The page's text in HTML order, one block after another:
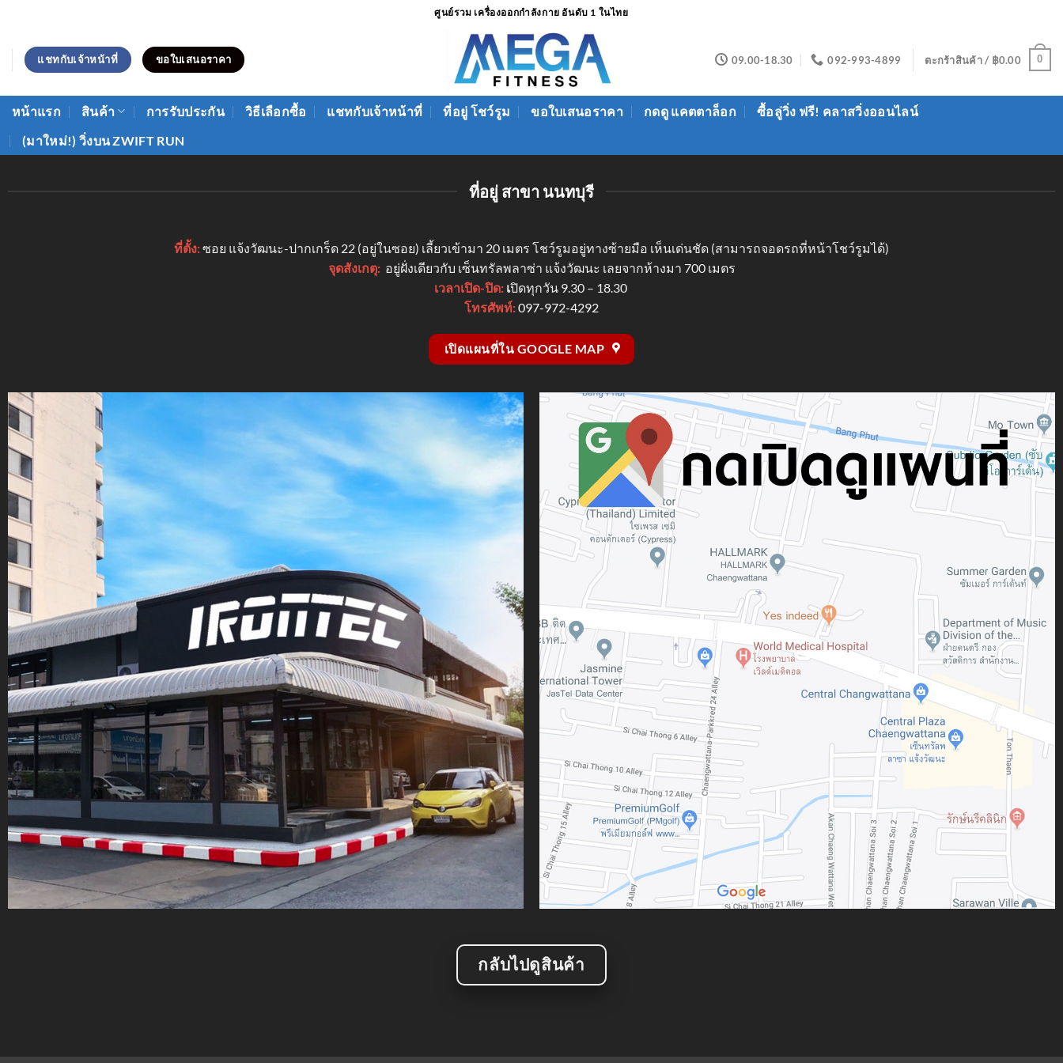
ยัง
เนื้อหา
ศูนย์รวม เครื่องออกกำลังกาย อันดับ 1 ในไทย
แชทกับเจ้าหน้าที่ ขอใบเสนอราคา 09.00-18.30 092-993-4899 ตะกร้าสินค้า / ฿0.00 0
หน้าแรก สินค้า การรับประกัน วิธีเลือกซื้อ แชทกับเจ้าหน้าที่ ที่อยู่ โชว์รูม ขอใบเสนอราคา กดดู แคตตาล็อก
ซื้อลู่วิ่ง ฟรี! คลาสวิ่งออนไลน์
(มาใหม่!) วิ่งบน ZWIFT RUN
ที่อยู่ สาขา นนทบุรี
ที่ตั้ง:ซอย แจ้งวัฒนะ-ปากเกร็ด 22 (อยู่ในซอย) เลี้ยวเข้ามา 20 เมตร โชว์รูมอยู่ทางซ้ายมือ เห็นเด่นชัด (สามารถจอดรถที่หน้าโชว์รูมได้)
จุดสังเกตุ: อยู่ฝั่งเดียวกับ เซ็นทรัลพลาซ่า แจ้งวัฒนะ เลยจากห้างมา 700 เมตร
เวลาเปิด-ปิด:เปิดทุกวัน 9.30 – 18.30
โทรศัพท์:097-972-4292
เปิดแผนที่ใน GOOGLE MAP
กลับไปดูสินค้า